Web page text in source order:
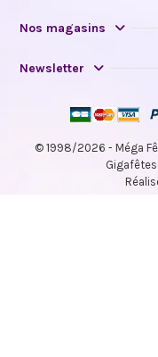
Nos magasins
Newsletter
© 1998/2026 - Méga